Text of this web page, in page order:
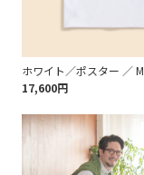
ホワイト／ポスター ／ M
17,600円